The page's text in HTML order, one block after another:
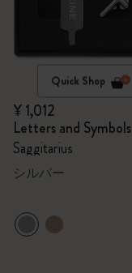
Quick Shop
¥ 1,012
Letters and Symbols
Saggitarius
シルバー